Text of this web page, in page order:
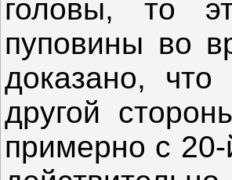
головы, то
пуповины во
доказано,
другой
примерно с 20-